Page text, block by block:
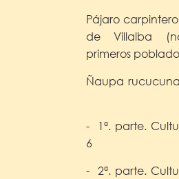
Pájaro
de Villalba
primeros
Ñaupa
- 1ª. parte.
6
- 2ª. parte.